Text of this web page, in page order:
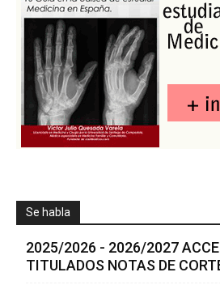
Se habla
2025/2026 - 2026/2027
TITULADOS NOTAS DE